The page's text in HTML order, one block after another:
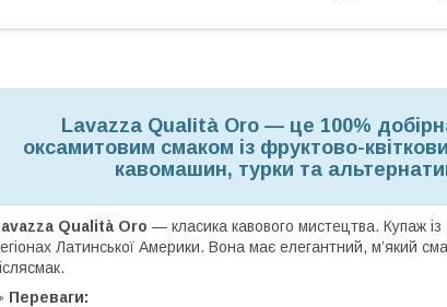
Lavazza Qualità Oro — це 100%
оксамитовим смаком із фруктово-
кавомашин, турки та
Qualità Oro — класика кавового мистецтва. Купаж із
Латинської Америки. Вона має елегантний, м’який
Переваги: